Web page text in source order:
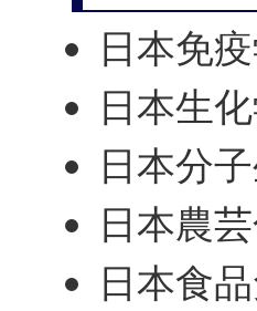
日本免
日本生
日本分
日本農
日本食